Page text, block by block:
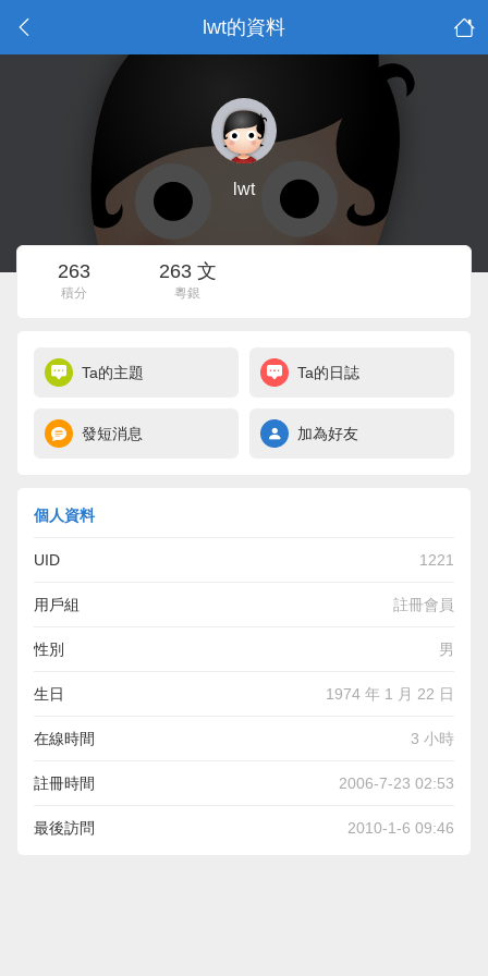
lwt的資料
lwt
263
積分
263 文
粵銀
Ta的主題 Ta的日誌
發短消息 加為好友
個人資料
UID 1221
用戶組 註冊會員
性別 男
生日 1974 年 1 月 22 日
在線時間 3 小時
註冊時間 2006-7-23 02:53
最後訪問 2010-1-6 09:46